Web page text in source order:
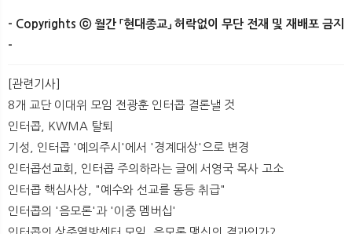
- Copyrights ⓒ 월간 「현대종교」 허락없이 무단 전재 및 재배포 금지
- ​
[관련기사]
8개 교단 이대위 모임 전광훈 인터콥 결론낼 것
인터콥, KWMA 탈퇴
기성, 인터콥 '예의주시'에서 '경계대상'으로 변경
인터콥선교회, 인터콥 주의하라는 글에 서영국 목사 고소
인터콥 핵심사상, "예수와 선교를 동등 취급"
인터콥의 '음모론'과 '이중 멤버십'